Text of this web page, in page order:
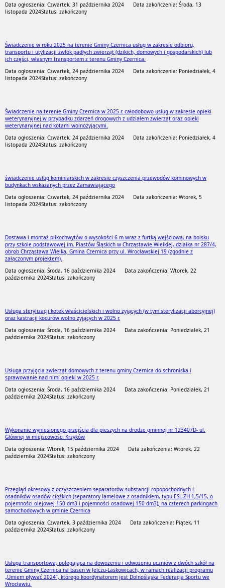
Data ogłoszenia: Czwartek, 31 października 2024 Data zakończenia: Środa, 13
listopada 2024Status: zakończony
Świadczenie w roku 2025 na terenie Gminy Czernica usług w zakresie odbioru,
transportu i utylizacji zwłok padłych zwierząt (dzikich, domowych i gospodarskich) lub
ich części, własnym transportem z terenu Gminy Czernica.
Data ogłoszenia: Czwartek, 24 października 2024 Data zakończenia: Poniedziałek, 4
listopada 2024Status: zakończony
Świadczenie na terenie Gminy Czernica w 2025 r. całodobowo usług w zakresie opieki
weterynaryjnej w przypadku zdarzeń drogowych z udziałem zwierząt oraz opieki
weterynaryjnej nad kotami wolnożyjącymi.
Data ogłoszenia: Czwartek, 24 października 2024 Data zakończenia: Poniedziałek, 4
listopada 2024Status: zakończony
świadczenie usług kominiarskich w zakresie czyszczenia przewodów kominowych w
budynkach wskazanych przez Zamawiającego
Data ogłoszenia: Czwartek, 24 października 2024 Data zakończenia: Wtorek, 5
listopada 2024Status: zakończony
Dostawa i montaż piłkochwytów o wysokości 6 m wraz z furtką wejściową, na boisku
przy szkole podstawowej im. Piastów Śląskich w Chrząstawie Wielkiej, działka nr 287/4,
obręb Chrząstawa Wielka, Gmina Czernica przy ul. Wrocławskiej 19 (zgodnie z
załączonym projektem).
Data ogłoszenia: Środa, 16 października 2024 Data zakończenia: Wtorek, 22
października 2024Status: zakończony
Usługa sterylizacji kotek właścicielskich i wolno żyjących (w tym sterylizacji aborcyjnej)
oraz kastracji kocurów wolno żyjących w 2025 r.
Data ogłoszenia: Środa, 16 października 2024 Data zakończenia: Poniedziałek, 21
października 2024Status: zakończony
Usługa przyjęcia zwierząt domowych z terenu gminy Czernica do schroniska i
sprawowanie nad nimi opieki w 2025 r.
Data ogłoszenia: Środa, 16 października 2024 Data zakończenia: Poniedziałek, 21
października 2024Status: zakończony
Wykonanie wyniesionego przejścia dla pieszych na drodze gminnej nr 123407D- ul.
Głównej w miejscowości Krzyków
Data ogłoszenia: Wtorek, 15 października 2024 Data zakończenia: Wtorek, 22
października 2024Status: zakończony
Przegląd okresowy z oczyszczeniem separatorów substancji ropopochodnych i
osadników osadów ciężkich (separatory lamelowe z osadnikiem, typu ESL-ZH 1,5/15, o
pojemności olejowej 150 dm3 i pojemności osadowej 150 dm3), na czterech parkingach
samochodowych w gminie Czernica
Data ogłoszenia: Czwartek, 3 października 2024 Data zakończenia: Piątek, 11
października 2024Status: zakończony
Usługa transportowa, polegająca na dowożeniu i odwożeniu uczniów z dwóch szkół na
terenie Gminy Czernica na basen w Jelczu-Laskowicach, w ramach realizacji programu
„Umiem pływać 2024”, którego koordynatorem jest Dolnośląska Federacja Sportu we
Wrocławiu.